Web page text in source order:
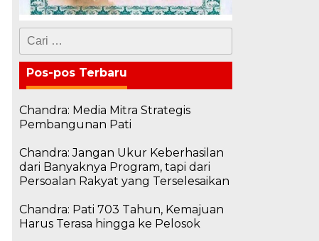
Cari
untuk:
Pos-pos Terbaru
Chandra: Media Mitra Strategis
Pembangunan Pati
Chandra: Jangan Ukur Keberhasilan
dari Banyaknya Program, tapi dari
Persoalan Rakyat yang Terselesaikan
Chandra: Pati 703 Tahun, Kemajuan
Harus Terasa hingga ke Pelosok